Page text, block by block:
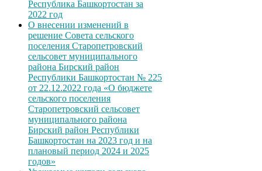
Республика Башкортостан за
2022 год
О внесении изменений в
решение Совета сельского
поселения Старопетровский
сельсовет муниципального
района Бирский район
Республики Башкортостан № 225
от 22.12.2022 года «О бюджете
сельского поселения
Старопетровский сельсовет
муниципального района
Бирский район Республики
Башкортостан на 2023 год и на
плановый период 2024 и 2025
годов»